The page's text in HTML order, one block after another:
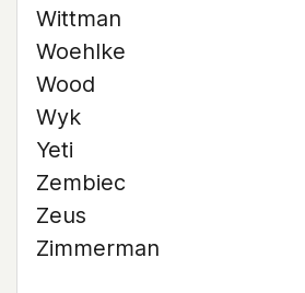
Wittman
Woehlke
Wood
Wyk
Yeti
Zembiec
Zeus
Zimmerman